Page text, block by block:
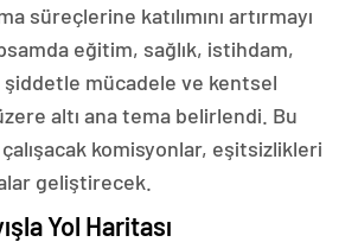
süreçlerine katılımını artırmayı
eğitim, sağlık, istihdam,
şiddetle mücadele ve kentsel
altı ana tema belirlendi. Bu
komisyonlar, eşitsizlikleri
geliştirecek.
Yol Haritası